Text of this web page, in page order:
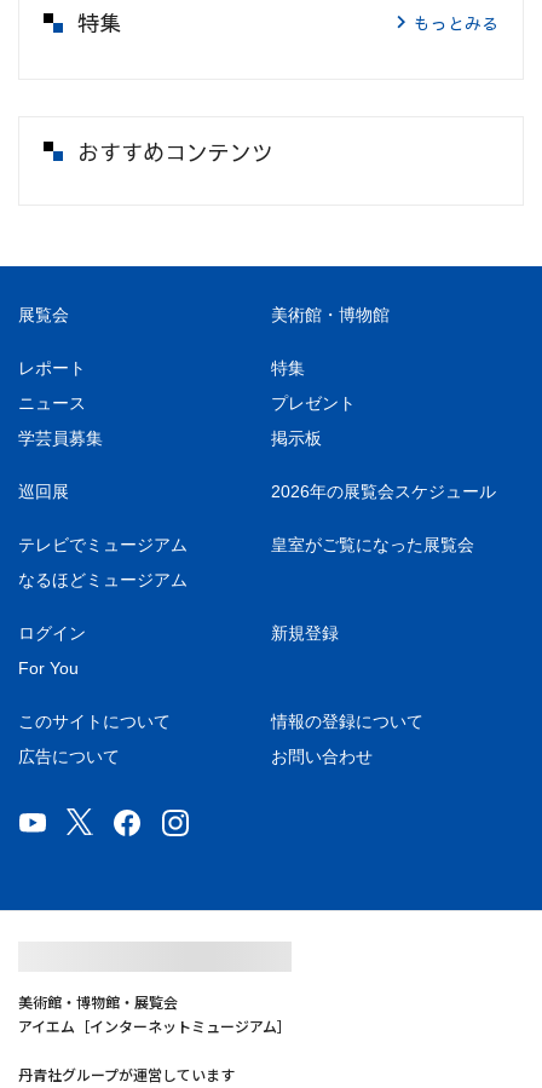
特集 もっとみる
おすすめコンテンツ
展覧会 美術館・博物館
レポート
特集
ニュース
プレゼント
学芸員募集
掲示板
巡回展 2026年の展覧会スケジュール
テレビでミュージアム
皇室がご覧になった展覧会
なるほどミュージアム
ログイン
新規登録
For You
このサイトについて
情報の登録について
広告について
お問い合わせ
美術館・博物館・展覧会
アイエム［インターネットミュージアム］
丹青社グループが運営しています